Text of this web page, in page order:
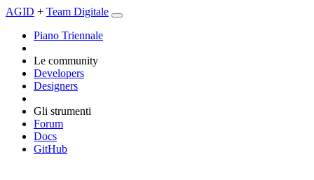
AGID + Team Digitale
Piano Triennale
Le community
Developers
Designers
Gli strumenti
Forum
Docs
GitHub